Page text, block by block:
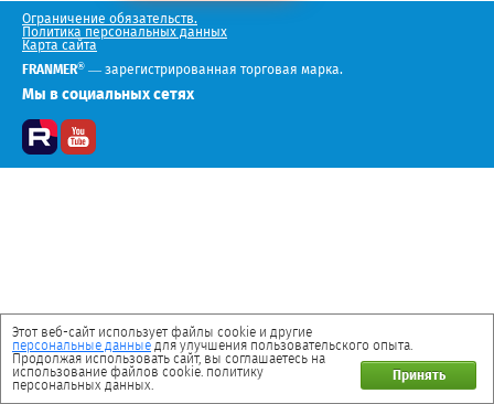
Ограничение обязательств.
Политика персональных данных
Карта сайта
FRANMER® — зарегистрированная торговая марка.
Мы в социальных сетях
Этот веб-сайт использует файлы cookie и другие
персональные данные для улучшения пользовательского опыта.
Принять
Продолжая использовать сайт, вы соглашаетесь на
использование файлов cookie. политику
персональных данных.